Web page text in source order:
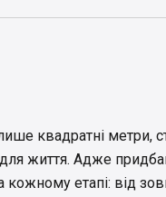
квадратні метри,
для життя. Адже
кожному етапі: від